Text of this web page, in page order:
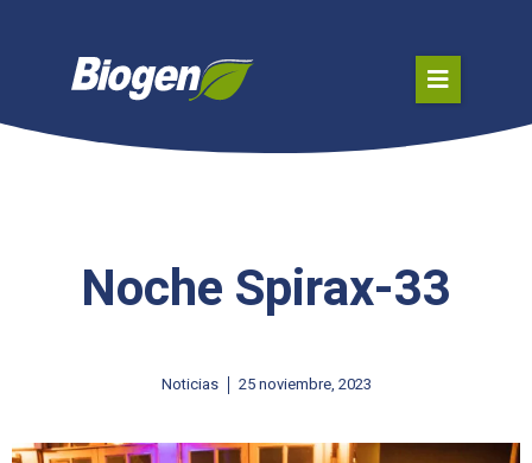
Noche Spirax-33
Noticias 25 noviembre, 2023